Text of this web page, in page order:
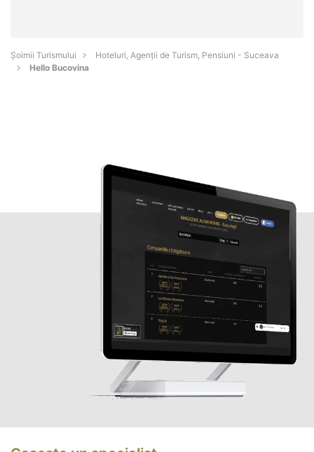
Șoimii Turismului
Hoteluri, Agenții de Turism, Pensiuni - Suceava
Hello Bucovina